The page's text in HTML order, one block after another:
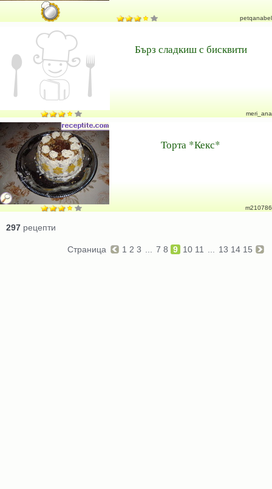
petqanabel
Бърз сладкиш с бисквити
meri_ana
Торта *Кекс*
m210786
297 рецепти
Страница 1 2 3 7 8 9 10 11 13 14 15